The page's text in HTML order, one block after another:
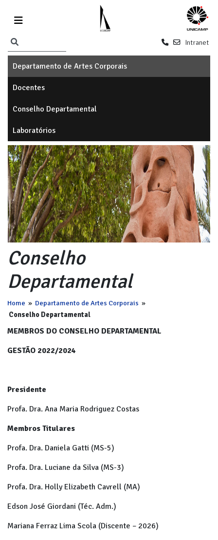
Intranet
Departamento de Artes Corporais
Docentes
Conselho Departamental
Laboratórios
Conselho
Departamental
Home » Departamento de Artes Corporais »
Conselho Departamental
MEMBROS DO CONSELHO DEPARTAMENTAL
GESTÃO 2022/2024
Presidente
Profa. Dra. Ana Maria Rodriguez Costas
Membros Titulares
Profa. Dra. Daniela Gatti (MS-5)
Profa. Dra. Luciane da Silva (MS-3)
Profa. Dra. Holly Elizabeth Cavrell (MA)
Edson José Giordani (Téc. Adm.)
Mariana Ferraz Lima Scola (Discente – 2026)